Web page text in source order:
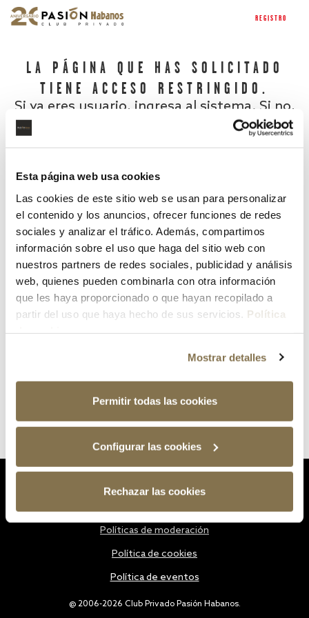
Esta página web usa cookies
Las cookies de este sitio web se usan para personalizar
el contenido y los anuncios, ofrecer funciones de redes
sociales y analizar el tráfico. Además, compartimos
información sobre el uso que haga del sitio web con
nuestros partners de redes sociales, publicidad y análisis
web, quienes pueden combinarla con otra información
que les haya proporcionado o que hayan recopilado a
partir del uso que haya hecho de sus servicios. Política
Mostrar detalles
Permitir todas las cookies
Configurar las cookies
Rechazar las cookies
REGISTRO
LA PÁGINA QUE HAS SOLICITADO
TIENE ACCESO RESTRINGIDO.
Si ya eres usuario, ingresa al sistema. Si no,
¿Has olvidado tu contraseña?
@ 2006-2026 Club Privado Pasión Habanos.
Políticas de moderación
Política de cookies
Política de eventos